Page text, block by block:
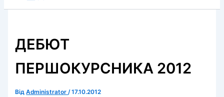
ДЕБЮТ
ПЕРШОКУРСНИКА 2012
ВідAdministrator/17.10.2012